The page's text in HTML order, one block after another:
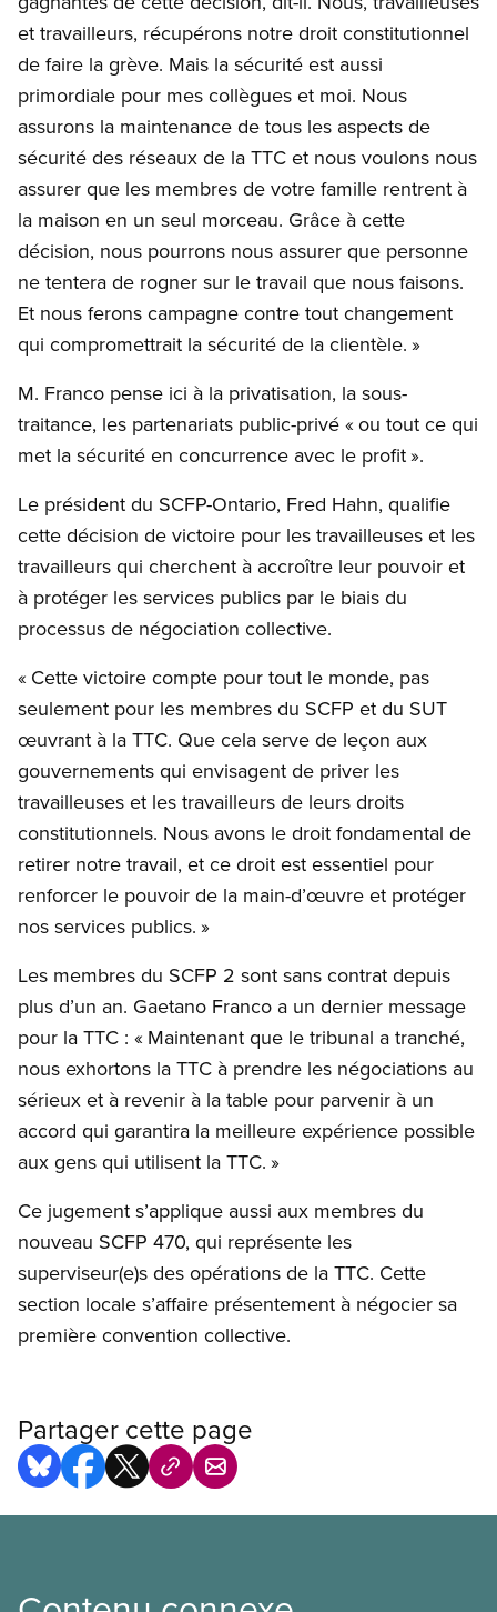
et travailleurs, récupérons notre droit constitutionnel
de faire la grève. Mais la sécurité est aussi
primordiale pour mes collègues et moi. Nous
assurons la maintenance de tous les aspects de
sécurité des réseaux de la TTC et nous voulons nous
assurer que les membres de votre famille rentrent à
la maison en un seul morceau. Grâce à cette
décision, nous pourrons nous assurer que personne
ne tentera de rogner sur le travail que nous faisons.
Et nous ferons campagne contre tout changement
qui compromettrait la sécurité de la clientèle. »
M. Franco pense ici à la privatisation, la sous-
traitance, les partenariats public-privé « ou tout ce qui
met la sécurité en concurrence avec le profit ».
Le président du SCFP-Ontario, Fred Hahn, qualifie
cette décision de victoire pour les travailleuses et les
travailleurs qui cherchent à accroître leur pouvoir et
à protéger les services publics par le biais du
processus de négociation collective.
« Cette victoire compte pour tout le monde, pas
seulement pour les membres du SCFP et du SUT
œuvrant à la TTC. Que cela serve de leçon aux
gouvernements qui envisagent de priver les
travailleuses et les travailleurs de leurs droits
constitutionnels. Nous avons le droit fondamental de
retirer notre travail, et ce droit est essentiel pour
renforcer le pouvoir de la main-d’œuvre et protéger
nos services publics. »
Les membres du SCFP 2 sont sans contrat depuis
plus d’un an. Gaetano Franco a un dernier message
pour la TTC : « Maintenant que le tribunal a tranché,
nous exhortons la TTC à prendre les négociations au
sérieux et à revenir à la table pour parvenir à un
accord qui garantira la meilleure expérience possible
aux gens qui utilisent la TTC. »
Ce jugement s’applique aussi aux membres du
nouveau SCFP 470, qui représente les
superviseur(e)s des opérations de la TTC. Cette
section locale s’affaire présentement à négocier sa
première convention collective.
Partager cette page